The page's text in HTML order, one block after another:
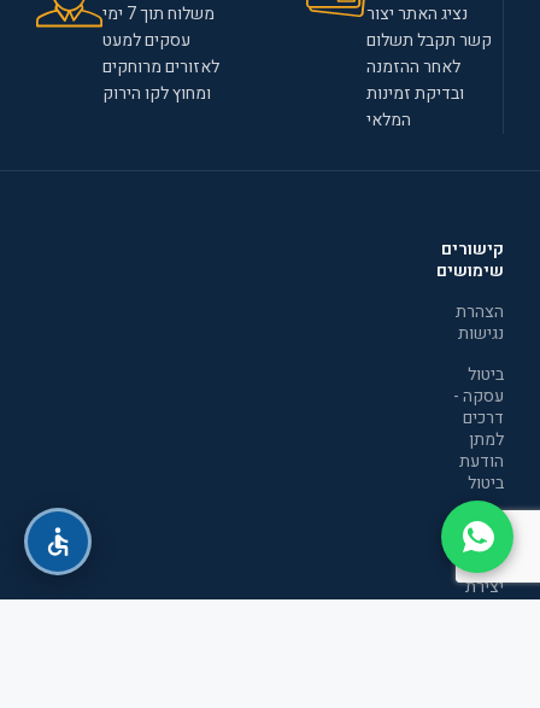
נציג האתר יצור
קשר תקבל תשלום
לאחר ההזמנה
ובדיקת זמינות
המלאי
משלוח תוך 7 ימי
עסקים למעט
לאזורים מרוחקים
ומחוץ לקו הירוק
קישורים
שימושים
הצהרת
נגישות
ביטול
עסקה -
דרכים
למתן
הודעת
ביטול
מדיניות
הפרטיות
יצירת